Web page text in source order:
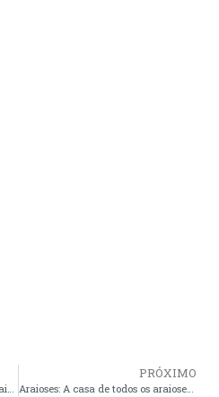
Assessor de Luciana Trinta em Araioses promove showsinho de baixaria e ameaça integridade física do publicitário e blogueiro Marcio Maranhão
PRÓXIMO
Araioses: A casa de todos os araiosenses no escuro: Não por falta dinheiro, mas por falta de vergonha